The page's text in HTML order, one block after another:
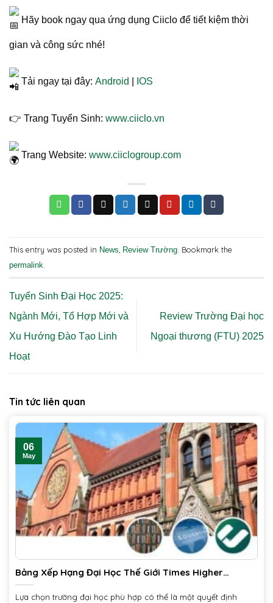
Hãy book ngay qua ứng dụng Ciiclo để tiết kiệm thời
gian và công sức nhé!
Tải ngay tại đây: Android IOS
👉 Trang Tuyển Sinh: www.ciiclo.vn
Trang Website: www.ciiclogroup.com
This entry was posted in News Review Trường . Bookmark the
permalink
Tuyển Sinh Đại Học 2025:
Ngành Mới, Tổ Hợp Mới và
Xu Hướng Đào Tạo Linh
Hoạt
Review Trường Đại học
Ngoại thương (FTU) 2025
Tin tức liên quan
Bảng Xếp Hạng Đại Học Thế Giới Times Higher
Education 2025
Lựa chọn trường đại học phù hợp có thể là một quyết định
06
May